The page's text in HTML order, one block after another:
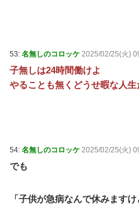
53: 名無しのコロッケ 2025/02/25(火)
子無しは24時間働けよ
やることも無くどうせ暇な人生
54: 名無しのコロッケ 2025/02/25(火)
でも
「子供が急病なんで休みます